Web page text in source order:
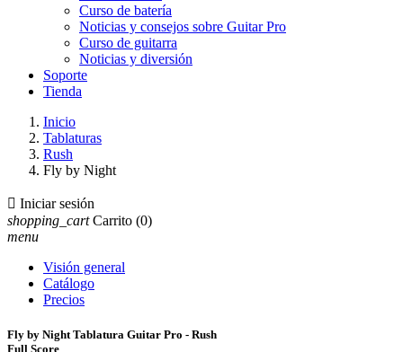
Curso de batería
Noticias y consejos sobre Guitar Pro
Curso de guitarra
Noticias y diversión
Soporte
Tienda
Inicio
Tablaturas
Rush
Fly by Night
 Iniciar sesión
shopping_cart Carrito (0)
menu
Visión general
Catálogo
Precios
Fly by Night Tablatura Guitar Pro - Rush
Full Score